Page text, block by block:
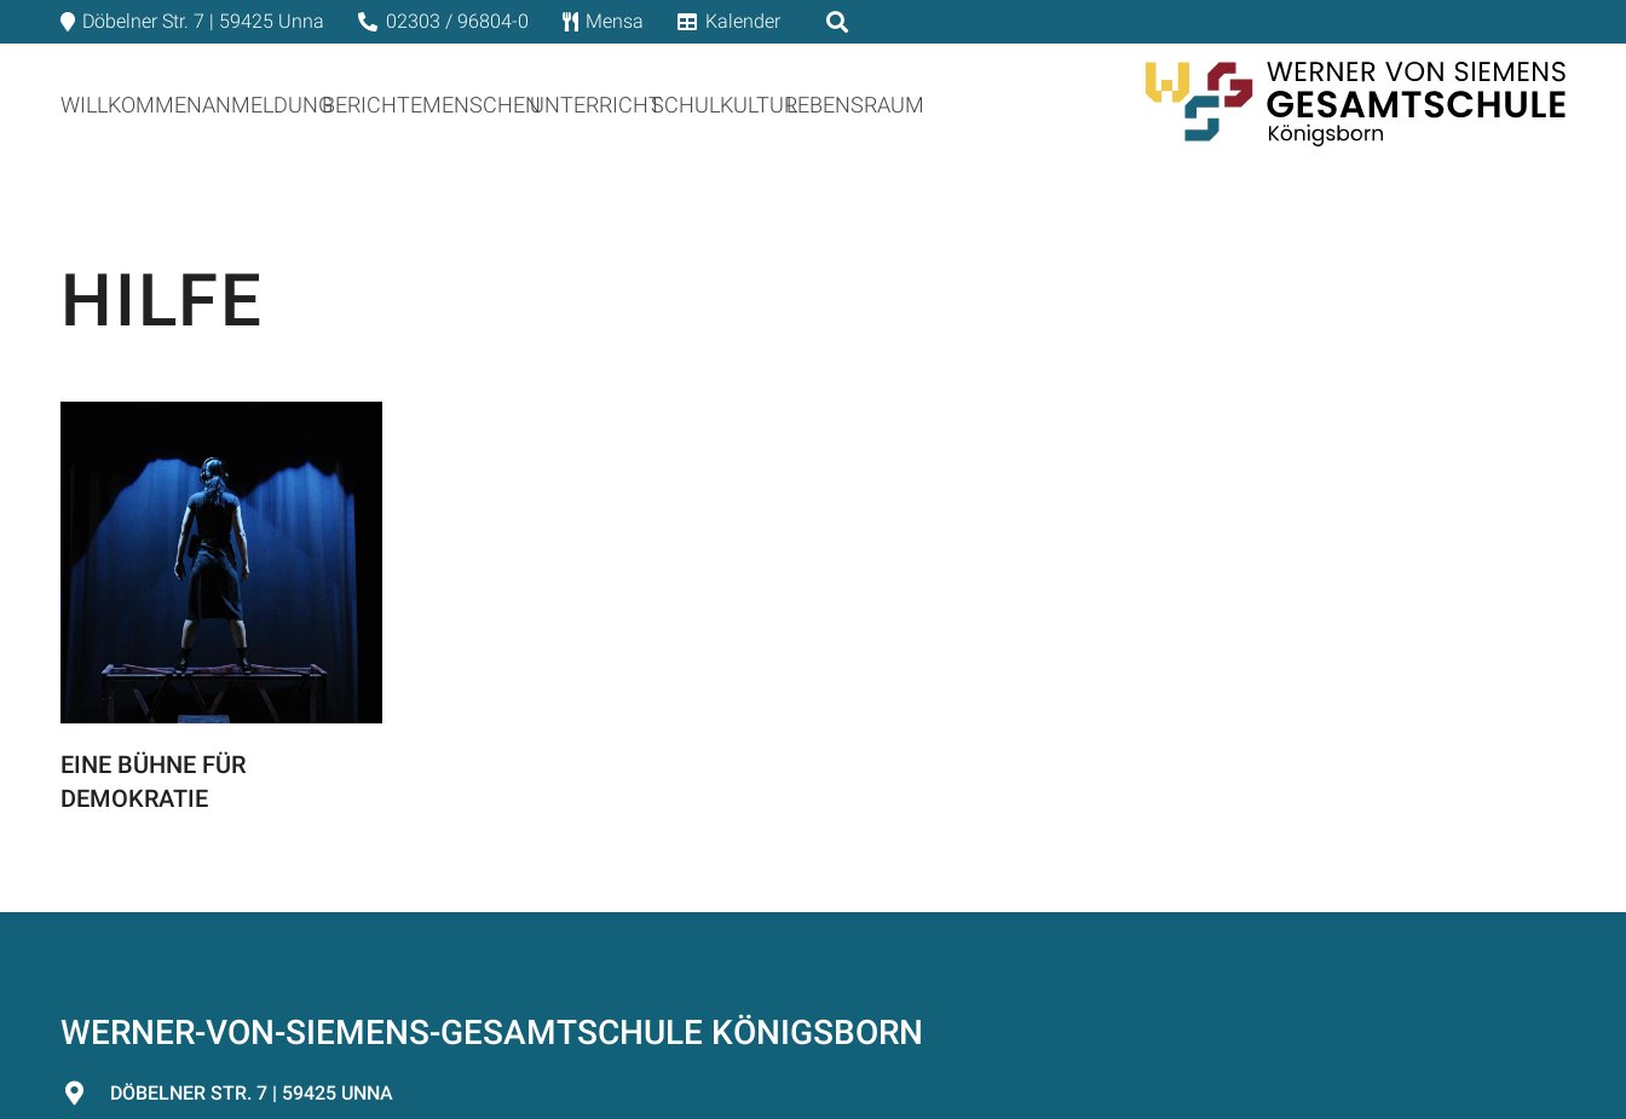
Döbelner Str. 7 | 59425 Unna 02303 / 96804-0 Mensa Kalender
WILLKOMMENANMELDUNGBERICHTEMENSCHENUNTERRICHTSCHULKULTURLEBENSRAUM
HILFE
EINE BÜHNE FÜR
DEMOKRATIE
WERNER-VON-SIEMENS-GESAMTSCHULE KÖNIGSBORN
DÖBELNER STR. 7 | 59425 UNNA